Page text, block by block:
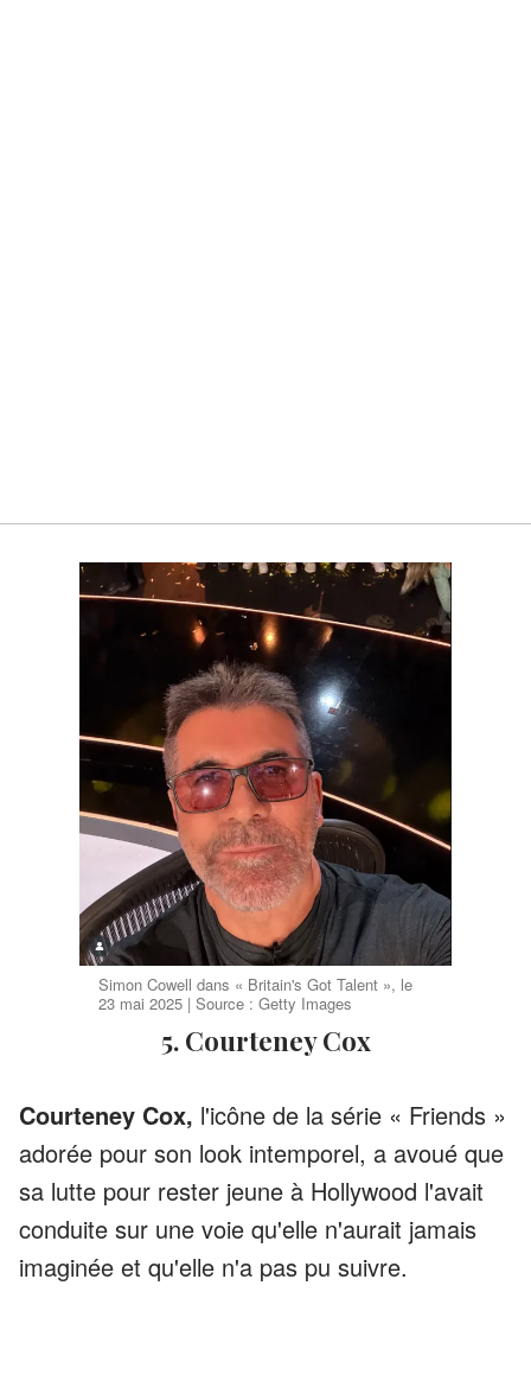
Simon Cowell dans « Britain's Got Talent », le
23 mai 2025 | Source : Getty Images
5. Courteney Cox
Courteney Cox, l'icône de la série « Friends »
adorée pour son look intemporel, a avoué que
sa lutte pour rester jeune à Hollywood l'avait
conduite sur une voie qu'elle n'aurait jamais
imaginée et qu'elle n'a pas pu suivre.